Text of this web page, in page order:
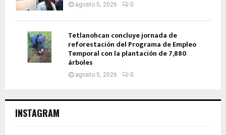
agosto 5, 2026 0
Tetlanohcan concluye jornada de
reforestación del Programa de Empleo
Temporal con la plantación de 7,880
árboles
agosto 5, 2026 0
INSTAGRAM